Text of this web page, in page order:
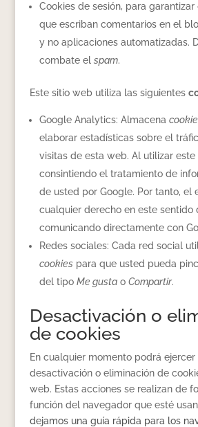
Cookies de sesión, para garantizar
que escriban comentarios en el
y no aplicaciones automatizadas.
combate el spam.
Este sitio web utiliza las siguientes
Google Analytics: Almacena
elaborar estadísticas sobre el
visitas de esta web. Al utilizar
consintiendo el tratamiento de
de usted por Google. Por tanto, el
cualquier derecho en este sentido
comunicando directamente con
Redes sociales: Cada red social
cookies para que usted pueda
del tipo Me gustao Compartir.
Desactivación o
de cookies
En cualquier momento podrá
desactivación o eliminación de
web. Estas acciones se realizan de
función del navegador que esté
dejamos una guía rápida para los